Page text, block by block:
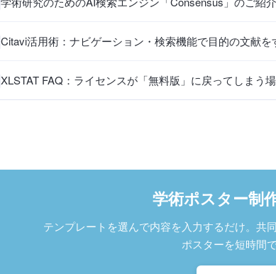
Citavi活用術：ナビゲーション・検索機能で目的の文献
XLSTAT FAQ：ライセンスが「無料版」に戻ってしまう
学術ポスター制
テンプレートを選んで内容を入力するだけ。共
ポスターを短時間